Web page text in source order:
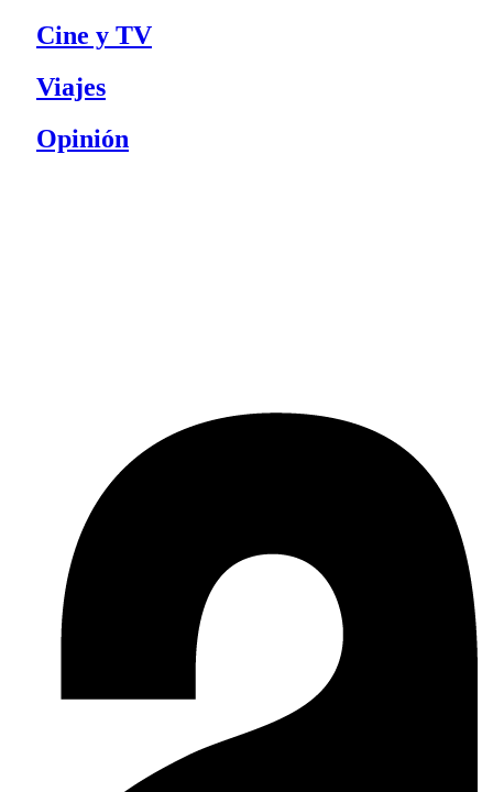
Cine y TV
Viajes
Opinión